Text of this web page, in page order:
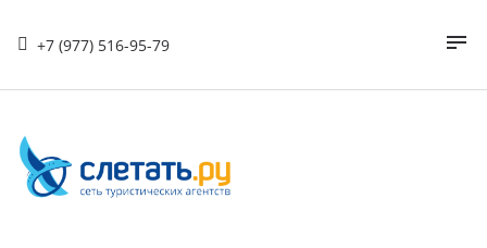
+7 (977) 516-95-79